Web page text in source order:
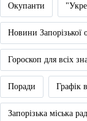
Окупанти
Новини Запорізької
Гороскоп для всіх
Поради Графік
Запорізька міська